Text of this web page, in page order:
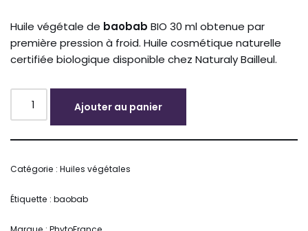
Huile végétale de baobab BIO 30 ml obtenue par
première pression à froid. Huile cosmétique naturelle
certifiée biologique disponible chez Naturaly Bailleul.
Ajouter au panier
Catégorie : Huiles végétales
Étiquette : baobab